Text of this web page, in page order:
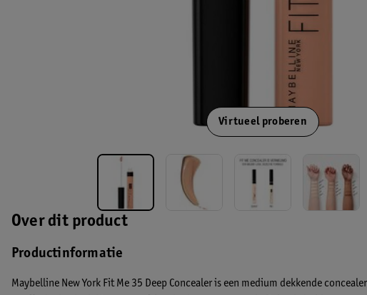
Virtueel proberen
Over dit product
Productinformatie
Maybelline New York Fit Me 35 Deep Concealer is een medium dekkende